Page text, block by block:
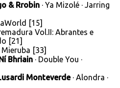
& Rrobin · Ya Mizolé · Jarring
[15]
Vol.II: Abrantes e
[21]
Mieruba [33]
Bhriain · Double You ·
Monteverde· Alondra ·